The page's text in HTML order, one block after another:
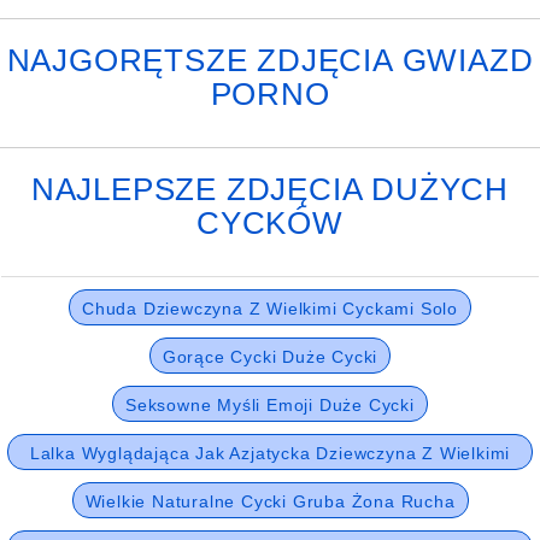
NAJGORĘTSZE ZDJĘCIA GWIAZD
PORNO
NAJLEPSZE ZDJĘCIA DUŻYCH
CYCKÓW
Chuda Dziewczyna Z Wielkimi Cyckami Solo
Gorące Cycki Duże Cycki
Seksowne Myśli Emoji Duże Cycki
Lalka Wyglądająca Jak Azjatycka Dziewczyna Z Wielkimi
Cyckami
Wielkie Naturalne Cycki Gruba Żona Rucha